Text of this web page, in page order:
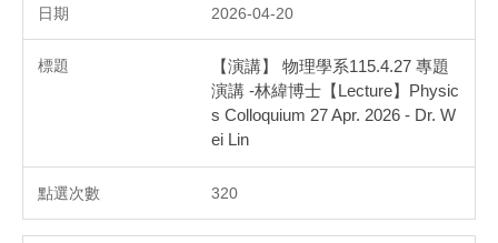
2026-04-20
【演講】 物理學系115.4.27 專題
演講 -林緯博士【Lecture】Physic
s Colloquium 27 Apr. 2026 - Dr. W
ei Lin
320